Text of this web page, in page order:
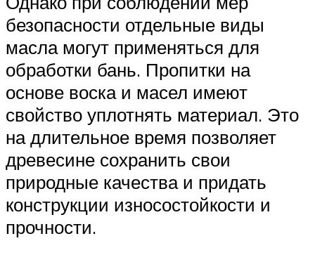
безопасности отдельные виды
масла могут применяться для
обработки бань. Пропитки на
основе воска и масел имеют
свойство уплотнять материал. Это
на длительное время позволяет
древесине сохранить свои
природные качества и придать
конструкции износостойкости и
прочности.